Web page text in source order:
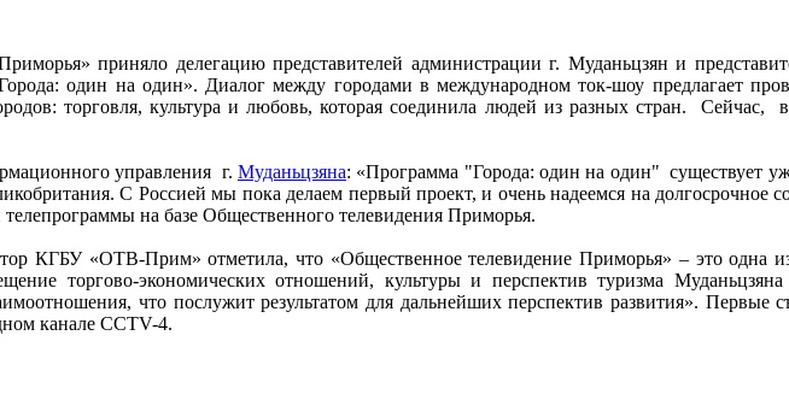
приняло делегацию представителей администрации г. Муданьцзян и
один на один». Диалог между городами в международном ток-шоу предлагает
торговля, культура и любовь, которая соединила людей из разных стран.
управления г. Муданьцзяна: «Программа "Города: один на один" существует
С Россией мы пока делаем первый проект, и очень надеемся на долгосрочное
на базе Общественного телевидения Приморья.
КГБУ «ОТВ-Прим» отметила, что «Общественное телевидение Приморья» – это
торгово-экономических отношений, культуры и перспектив туризма Муданьцзяна
что послужит результатом для дальнейших перспектив развития». Первые
канале ССTV-4.